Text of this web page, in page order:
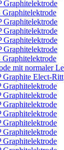
Graphitelektrode
Graphitelektrode
Graphitelektrode
Graphitelektrode
Graphitelektrode
Graphitelektrode
Graphitelektrode
mit normaler
Graphite Elect-Ritt
Graphitelektrode
Graphitelektrode
Graphitelektrode
Graphitelektrode
Graphitelektrode
Graphitelektrode
Graphitelektrode